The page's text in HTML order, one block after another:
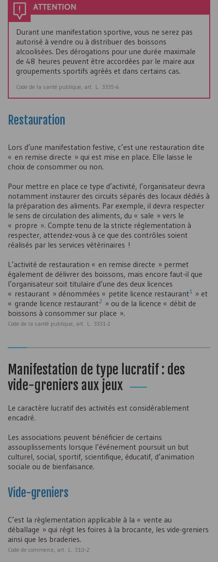
ATTENTION
Durant une manifestation sportive, vous ne serez pas
autorisé à vendre ou à distribuer des boissons
alcoolisées. Des dérogations pour une durée maximale
de 48 heures peuvent être accordées par le maire aux
groupements sportifs agréés et dans certains cas.
Code de la santé publique, art. L. 3335-4
Restauration
Lors d’une manifestation festive, c’est une restauration dite
« en remise directe » qui est mise en place. Elle laisse le
choix de consommer ou non.
Pour mettre en place ce type d’activité, l’organisateur devra
notamment instaurer des circuits séparés des locaux dédiés à
la préparation des aliments. Par exemple, il devra respecter
le sens de circulation des aliments, du « sale » vers le
« propre ». Compte tenu de la stricte réglementation à
respecter, attendez-vous à ce que des contrôles soient
réalisés par les services vétérinaires !
L’activité de restauration « en remise directe » permet
également de délivrer des boissons, mais encore faut-il que
l’organisateur soit titulaire d’une des deux licences
« restaurant » dénommées « petite licence restaurant1 » et
« grande licence restaurant2 » ou de la licence « débit de
boissons à consommer sur place ».
Code de la santé publique, art. L. 3331-2
Manifestation de type lucratif : des
vide-greniers aux jeux
Le caractère lucratif des activités est considérablement
encadré.
Les associations peuvent bénéficier de certains
assouplissements lorsque l’événement poursuit un but
culturel, social, sportif, scientifique, éducatif, d’animation
sociale ou de bienfaisance.
Vide-greniers
C’est la règlementation applicable à la « vente au
déballage » qui régit les foires à la brocante, les vide-greniers
ainsi que les braderies.
Code de commerce, art. L. 310-2